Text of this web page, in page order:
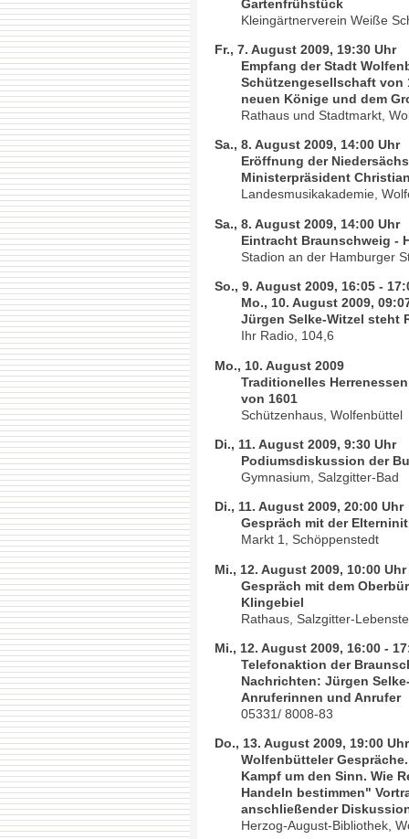
Gartenfrühstück
Kleingärtnerverein Weiße
Fr., 7. August 2009, 19:30 Uhr
Empfang der Stadt
Schützengesellschaft von
neuen Könige und dem
Rathaus und Stadtmarkt,
Sa., 8. August 2009, 14:00 Uhr
Eröffnung der
Ministerpräsident
Landesmusikakademie,
Sa., 8. August 2009, 14:00 Uhr
Eintracht Braunschweig -
Stadion an der Hamburger
So., 9. August 2009, 16:05 -
Mo., 10. August 2009,
Jürgen Selke-Witzel steht
Ihr Radio, 104,6
Mo., 10. August 2009
Traditionelles
von 1601
Schützenhaus, Wolfenbüttel
Di., 11. August 2009, 9:30 Uhr
Podiumsdiskussion der
Gymnasium, Salzgitter-Bad
Di., 11. August 2009, 20:00 Uhr
Gespräch mit der
Markt 1, Schöppenstedt
Mi., 12. August 2009, 10:00 Uhr
Gespräch mit dem
Klingebiel
Rathaus, Salzgitter-
Mi., 12. August 2009, 16:00 -
Telefonaktion der
Nachrichten: Jürgen
Anruferinnen und Anrufer
05331/ 8008-83
Do., 13. August 2009, 19:00 Uhr
Wolfenbütteler
Kampf um den Sinn. Wie
Handeln bestimmen"
anschließender
Herzog-August-Bibliothek,